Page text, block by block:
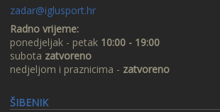
zadar@iglusport.hr
Radno vrijeme:
ponedjeljak - petak 10:00 - 19:00
subota zatvoreno
nedjeljom i praznicima - zatvoreno
ŠIBENIK